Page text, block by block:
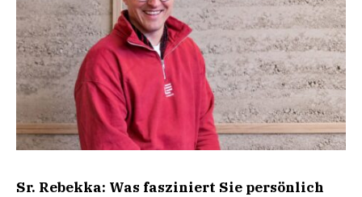
Sr. Rebekka: Was fasziniert Sie persönlich